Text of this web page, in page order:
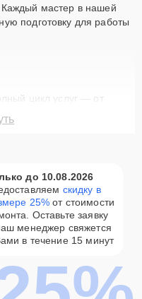
мастер в нашей
подготовку для работы
цикл услуг — от
тестирования. Особое
провести
в случае последующего
мы следуем
стадии нашей
до 10.08.2026
скидку в
25% от стоимости
Оставьте заявку
менеджер свяжется
в течение 15 минут